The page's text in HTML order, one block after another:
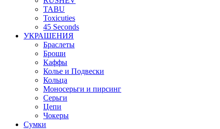
TABU
Toxicuties
45 Seconds
УКРАШЕНИЯ
Браслеты
Броши
Каффы
Колье и Подвески
Кольца
Моносерьги и пирсинг
Серьги
Цепи
Чокеры
Сумки